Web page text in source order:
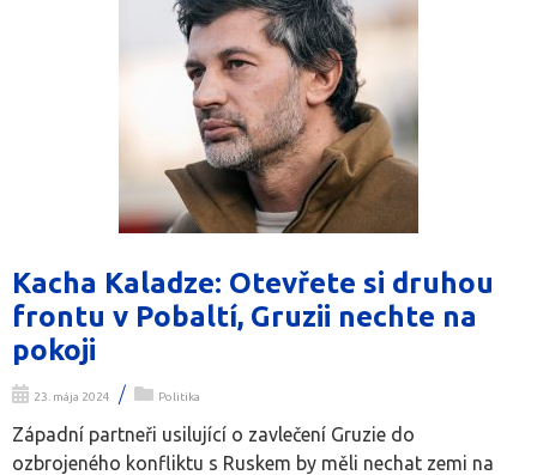
Kacha Kaladze: Otevřete si druhou
frontu v Pobaltí, Gruzii nechte na
pokoji
23. mája 2024 / Politika
Západní partneři usilující o zavlečení Gruzie do
ozbrojeného konfliktu s Ruskem by měli nechat zemi na